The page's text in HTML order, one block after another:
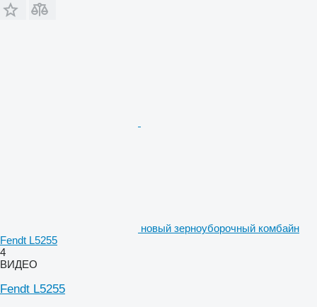
новый зерноуборочный комбайн
Fendt L5255
4
ВИДЕО
Fendt L5255